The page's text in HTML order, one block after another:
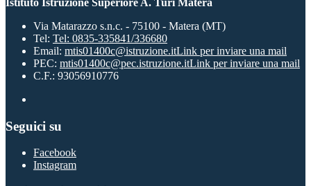
Via Matarazzo s.n.c. - 75100 - Matera (MT)
Tel: Tel: 0835-335841/336680
Email: mtis01400c@istruzione.itLink per inviare una mail
PEC: mtis01400c@pec.istruzione.itLink per inviare una mail
C.F.: 93056910776
Seguici su
Facebook
Instagram